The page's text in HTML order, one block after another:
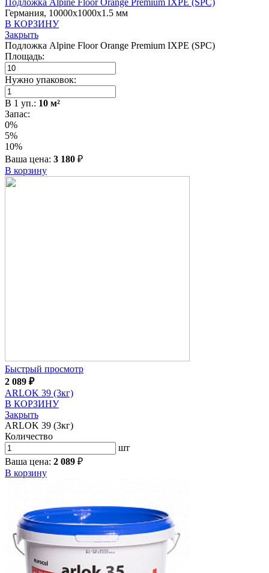
Подложка Alpine Floor Orange Premium IXPE (SPC)
Германия, 10000x1000x1.5 мм
В КОРЗИНУ
Закрыть
Подложка Alpine Floor Orange Premium IXPE (SPC)
Площадь:
Нужно упаковок:
В 1 уп.: 10 м²
Запас:
0%
5%
10%
Ваша цена: 3 180 ₽
В корзину
Быстрый просмотр
2 089 ₽
ARLOK 39 (3кг)
В КОРЗИНУ
Закрыть
ARLOK 39 (3кг)
Количество
шт
Ваша цена: 2 089 ₽
В корзину